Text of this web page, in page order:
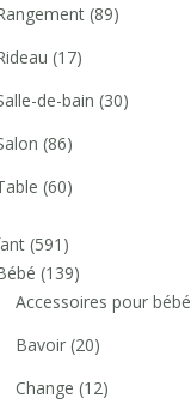
(89)
(17)
de-bain (30)
(86)
(60)
(591)
(139)
Accessoires pour bébé
Bavoir (20)
Change (12)